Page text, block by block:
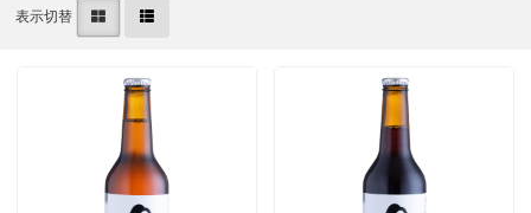
表示切替